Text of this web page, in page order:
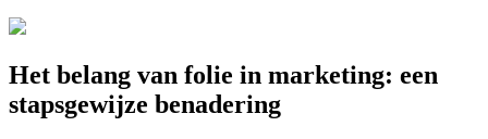
Het belang van folie in marketing: een
stapsgewijze benadering